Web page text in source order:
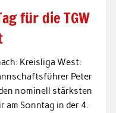
für die TGW
Kreisliga West:
Peter
nominell stärksten
am Sonntag in der 4.